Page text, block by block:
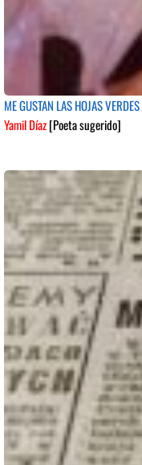
ME GUSTAN LAS HOJAS VERDES
Yamil Díaz[Poeta sugerido]